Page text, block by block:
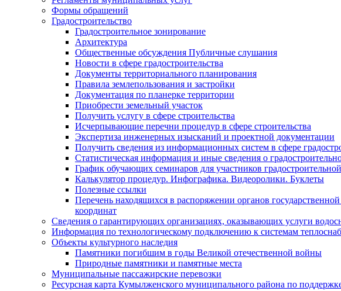
Формы обращений
Градостроительство
Градостроительное зонирование
Архитектура
Общественные обсуждения Публичные слушания
Новости в сфере градостроительства
Документы территориального планирования
Правила землепользования и застройки
Документация по планерке территории
Приобрести земельный участок
Получить услугу в сфере строительства
Исчерпывающие перечни процедур в сфере строительства
Экспертиза инженерных изысканий и проектной документации
Получить сведения из информационных систем в сфере
Статистическая информация и иные сведения о
График обучающих семинаров для участников
Калькулятор процедур. Инфографика. Видеоролики. Буклеты
Полезные ссылки
Перечень находящихся в распоряжении органов
координат
Сведения о гарантирующих организациях, оказывающих услуги
Информация по технологическому подключению к системам
Объекты культурного наследия
Памятники погибшим в годы Великой отечественной войны
Природные памятники и памятные места
Муниципальные пассажирские перевозки
Ресурсная карта Кумылженского муниципального района по